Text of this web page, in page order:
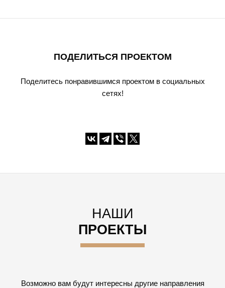
ПОДЕЛИТЬСЯ ПРОЕКТОМ
Поделитесь понравившимся проектом в социальных
сетях!
НАШИ
ПРОЕКТЫ
Возможно вам будут интересны другие направления